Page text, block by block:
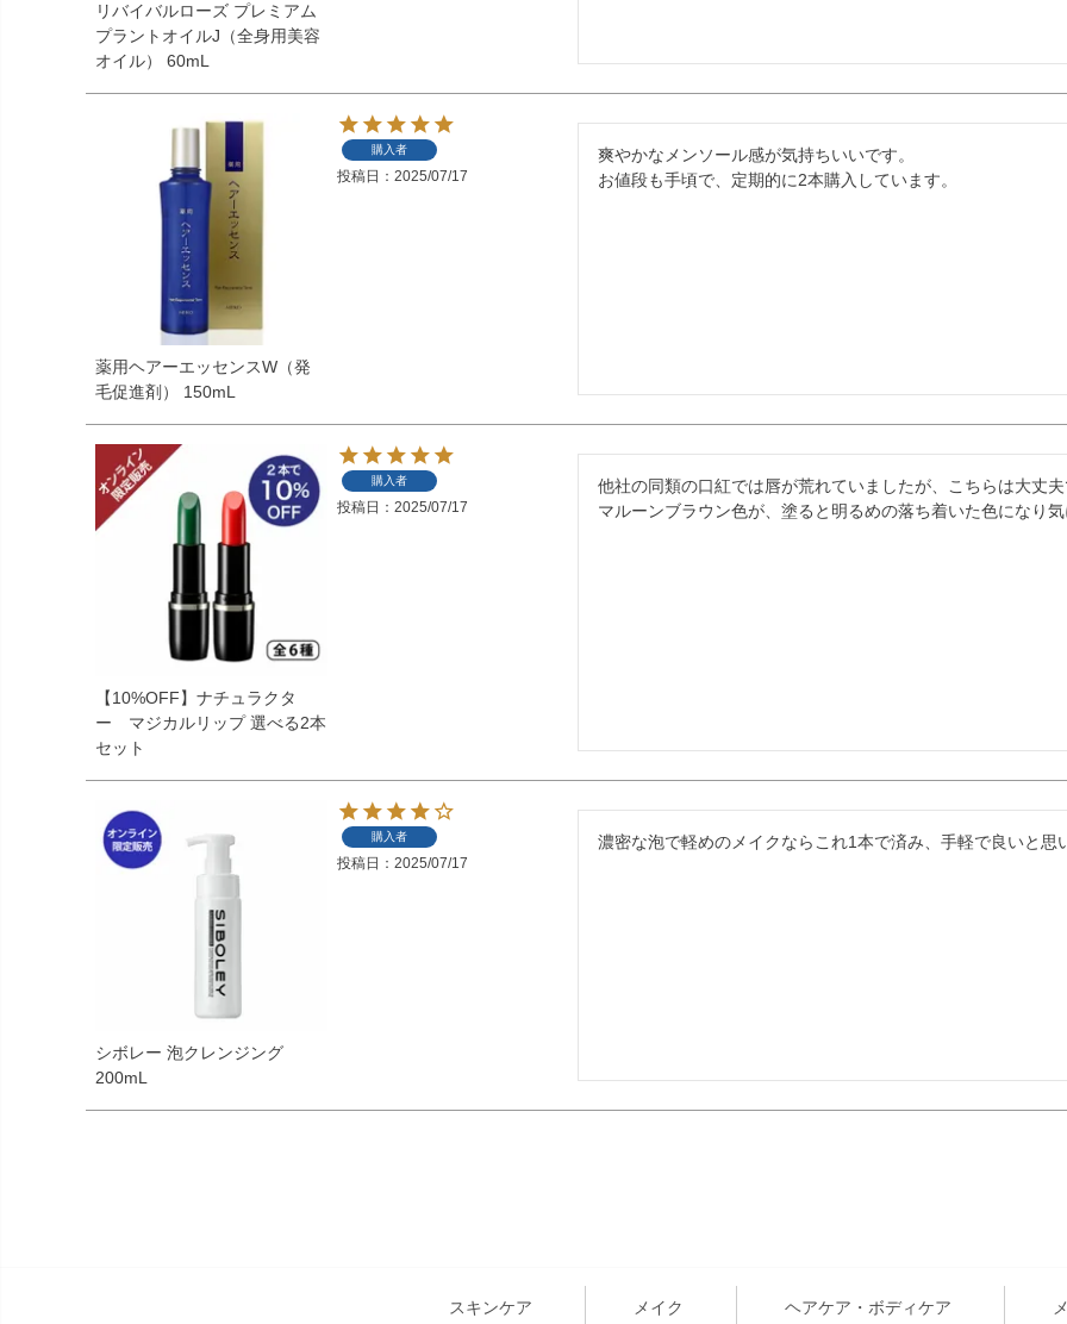
リバイバルローズ プレミアム
プラントオイルJ（全身用美容
オイル） 60mL
薬用ヘアーエッセンスW（発
毛促進剤） 150mL
購入者
投稿日 2025/07/17
爽やかなメンソール感が気持ちいいです。
お値段も手頃で、定期的に2本購入しています。
【10%OFF】ナチュラクタ
ー マジカルリップ 選べる2本
セット
購入者
投稿日 2025/07/17
他社の同類の口紅では唇が荒れていましたが、こちらは大丈夫
マルーンブラウン色が、塗ると明るめの落ち着いた色になり気
シボレー 泡クレンジング
200mL
購入者
投稿日 2025/07/17
濃密な泡で軽めのメイクならこれ1本で済み、手軽で良いと思
スキンケア メイク ヘアケア・ボディケア